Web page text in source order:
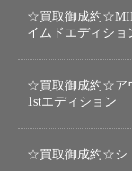
☆買取御成約
イムドエディショ
☆買取御成約☆ア
1stエディション
☆買取御成約☆シ